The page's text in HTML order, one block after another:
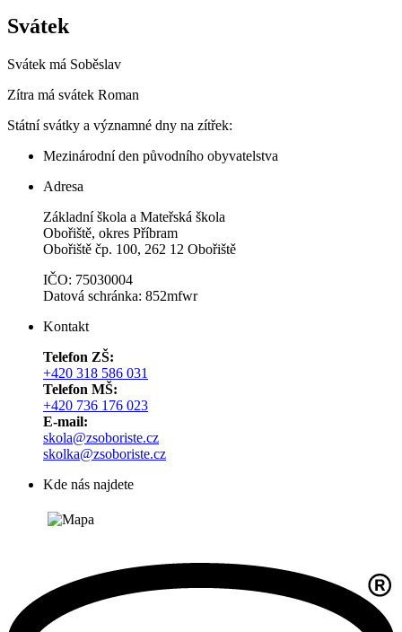
Svátek
Svátek má Soběslav
Zítra má svátek Roman
Státní svátky a významné dny na zítřek:
Mezinárodní den původního obyvatelstva
Adresa
Základní škola a Mateřská škola
Obořiště, okres Příbram
Obořiště čp. 100, 262 12 Obořiště
IČO: 75030004
Datová schránka: 852mfwr
Kontakt
Telefon ZŠ:
+420 318 586 031
Telefon MŠ:
+420 736 176 023
E-mail:
skola@zsoboriste.cz
skolka@zsoboriste.cz
Kde nás najdete